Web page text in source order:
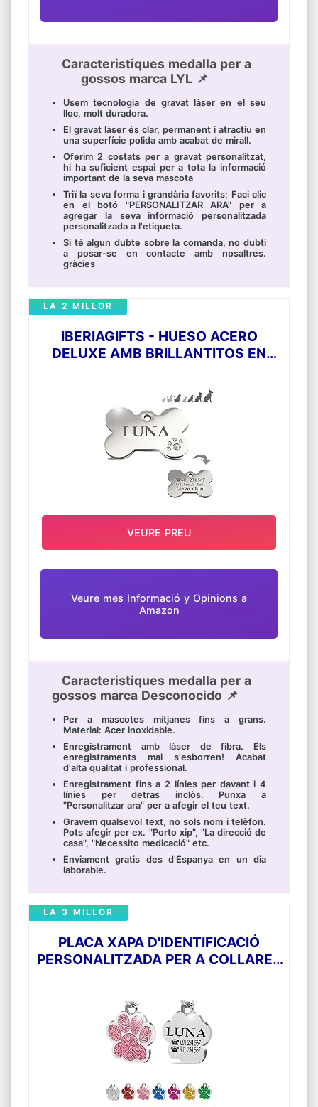
Caracteristiques medalla per a
gossos marca LYL 📌
Usem tecnologia de gravat làser en el seu
lloc, molt duradora.
El gravat làser és clar, permanent i atractiu en
una superfície polida amb acabat de mirall.
Oferim 2 costats per a gravat personalitzat,
hi ha suficient espai per a tota la informació
important de la seva mascota
Triï la seva forma i grandària favorits; Faci clic
en el botó "PERSONALITZAR ARA" per a
agregar la seva informació personalitzada
personalitzada a l'etiqueta.
Si té algun dubte sobre la comanda, no dubti
a posar-se en contacte amb nosaltres.
gràcies
IBERIAGIFTS - HUESO ACERO
DELUXE AMB BRILLANTITOS EN
MEDALLA D'IDENTIFICACIÓ
PERSONALITZADA PER A COLLARET
GOS GAT MASCOTA GRAVADA
LA 2 MILLOR
Veure mes Informació y Opinions a
Amazon
Caracteristiques medalla per a
gossos marca Desconocido 📌
Per a mascotes mitjanes fins a grans.
Material: Acer inoxidable.
Enregistrament amb làser de fibra. Els
enregistraments mai s'esborren! Acabat
d'alta qualitat i professional.
Enregistrament fins a 2 línies per davant i 4
línies per detras inclòs. Punxa a
"Personalitzar ara" per a afegir el teu text.
Gravem qualsevol text, no sols nom i telèfon.
Pots afegir per ex. "Porto xip", "La direcció de
casa", "Necessito medicació" etc.
Enviament gratis des d'Espanya en un dia
laborable.
VEURE PREU
PLACA XAPA D'IDENTIFICACIÓ
PERSONALITZADA PER A COLLARET
LA 3 MILLOR